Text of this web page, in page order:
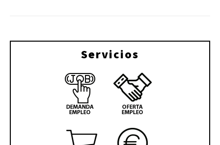
Servicios